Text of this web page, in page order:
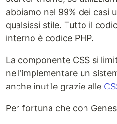
abbiamo nel 99% dei casi
qualsiasi stile. Tutto il
interno è codice PHP.
La componente CSS si
nell’implementare un
anche inutile grazie alle
Per fortuna che con